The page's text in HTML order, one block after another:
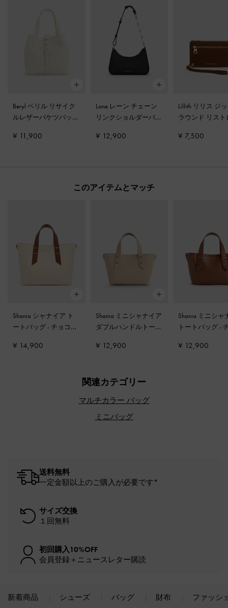
Beryl ベリル リサイク
ルレザーバケツバッグ
¥ 11,900
Lane レーン チェーン
リンクショルダーバッ
¥ 12,900
Lillith リリス ジ
ラウンド リスト
¥ 7,500
このアイテムとマッチ
Shania シャナイア ト
ートバッグ- チョコレ
¥ 14,900
Shania ミニシャナイア
ダブルハンドルトート
¥ 12,900
Shania ミニシャ
トートバッグ-
¥ 12,900
関連カテゴリー
マルチカラー バッグ
ミニバッグ
送料無料
一定金額以上のご購入が必要です*
サイズ交換
１回無料
初回購入10%OFF
会員登録＋ニュースレター購読
新着商品 シューズ バッグ 財布 ファッシ